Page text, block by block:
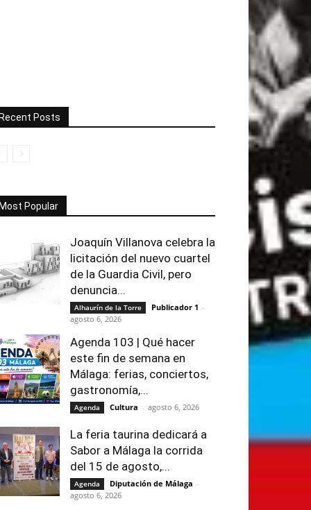
Posts
Popular
Joaquín Villanova celebra la
licitación del nuevo cuartel
de la Guardia Civil, pero
denuncia...
Alhaurín de la Torre Publicador 1 -
agosto 6, 2026
Agenda 103 | Qué hacer
este fin de semana en
Málaga: ferias, conciertos,
gastronomía,...
Agenda Cultura - agosto 6, 2026
La feria taurina dedicará a
Sabor a Málaga la corrida
del 15 de agosto,...
Agenda Diputación de Málaga -
agosto 6, 2026